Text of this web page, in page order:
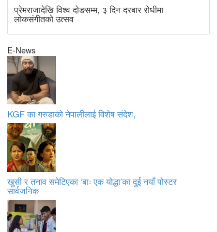
प्रेमराजादेखि विश्व दोङसम्म, ३ दिन दरबार रोधीमा
लोकसंगीतको उत्सव
E-News
KGF का गरुडाको नेपालीलाई विशेष संदेश,
खुसी र तनाव समेटिएका ‘बाः एक योद्धा’का दुई नयाँ पोस्टर
सार्वजनिक